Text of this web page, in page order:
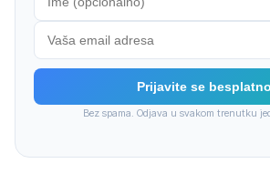
Prijavite se besplatno
Bez spama. Odjava u svakom trenutku